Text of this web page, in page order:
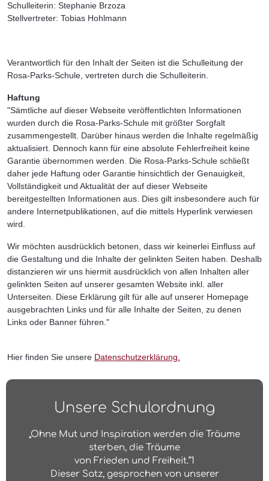
Schulleiterin: Stephanie Brzoza
Stellvertreter: Tobias Hohlmann
Verantwortlich für den Inhalt der Seiten ist die Schulleitung der
Rosa-Parks-Schule, vertreten durch die Schulleiterin.
Haftung
"Sämtliche auf dieser Webseite veröffentlichten Informationen
wurden durch die Rosa-Parks-Schule mit größter Sorgfalt
zusammengestellt. Darüber hinaus werden die Inhalte regelmäßig
aktualisiert. Dennoch kann für eine absolute Fehlerfreiheit keine
Garantie übernommen werden. Die Rosa-Parks-Schule schließt
daher jede Haftung oder Garantie hinsichtlich der Genauigkeit,
Vollständigkeit und Aktualität der auf dieser Webseite
bereitgestellten Informationen aus. Dies gilt insbesondere auch für
andere Internetpublikationen, auf die mittels Hyperlink verwiesen
wird.
Wir möchten ausdrücklich betonen, dass wir keinerlei Einfluss auf
die Gestaltung und die Inhalte der gelinkten Seiten haben. Deshalb
distanzieren wir uns hiermit ausdrücklich von allen Inhalten aller
gelinkten Seiten auf unserer gesamten Website inkl. aller
Unterseiten. Diese Erklärung gilt für alle auf unserer Homepage
ausgebrachten Links und für alle Inhalte der Seiten, zu denen
Links oder Banner führen."
Hier finden Sie unsere Datenschutzerklärung.
Unsere Schulordnung
„Ohne Mut und Inspiration werden die Träume
sterben, die Träume
von Frieden und Freiheit.“1
Dieser Satz, gesprochen von unserer